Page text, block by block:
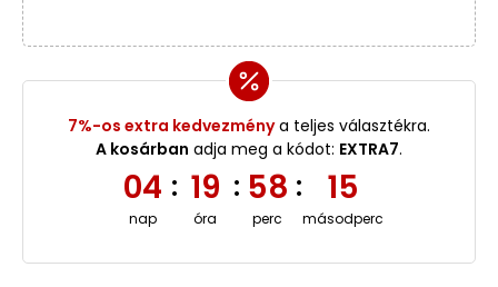
7%-os extra kedvezménya teljes választékra.
A kosárban adja meg a kódot: EXTRA7.
04
nap
: 19
óra
: 58
perc
: 14
másodperc